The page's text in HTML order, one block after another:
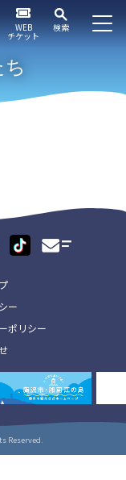
WEB
チケット
検索
ー
ポリシー
Reserved.